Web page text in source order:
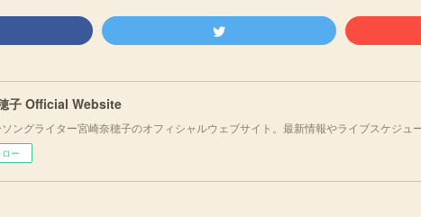
子 Official Website
ングライター宮崎奈穂子のオフィシャルウェブサイト。最新情報やライブスケジュ
ー